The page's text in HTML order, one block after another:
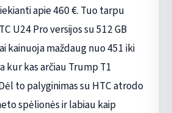
apie 460 €. Tuo tarpu
U24 Pro versijos su 512 GB
kainuoja maždaug nuo 451 iki
kur kas arčiau Trump T1
to palyginimas su HTC atrodo
spėlionės ir labiau kaip